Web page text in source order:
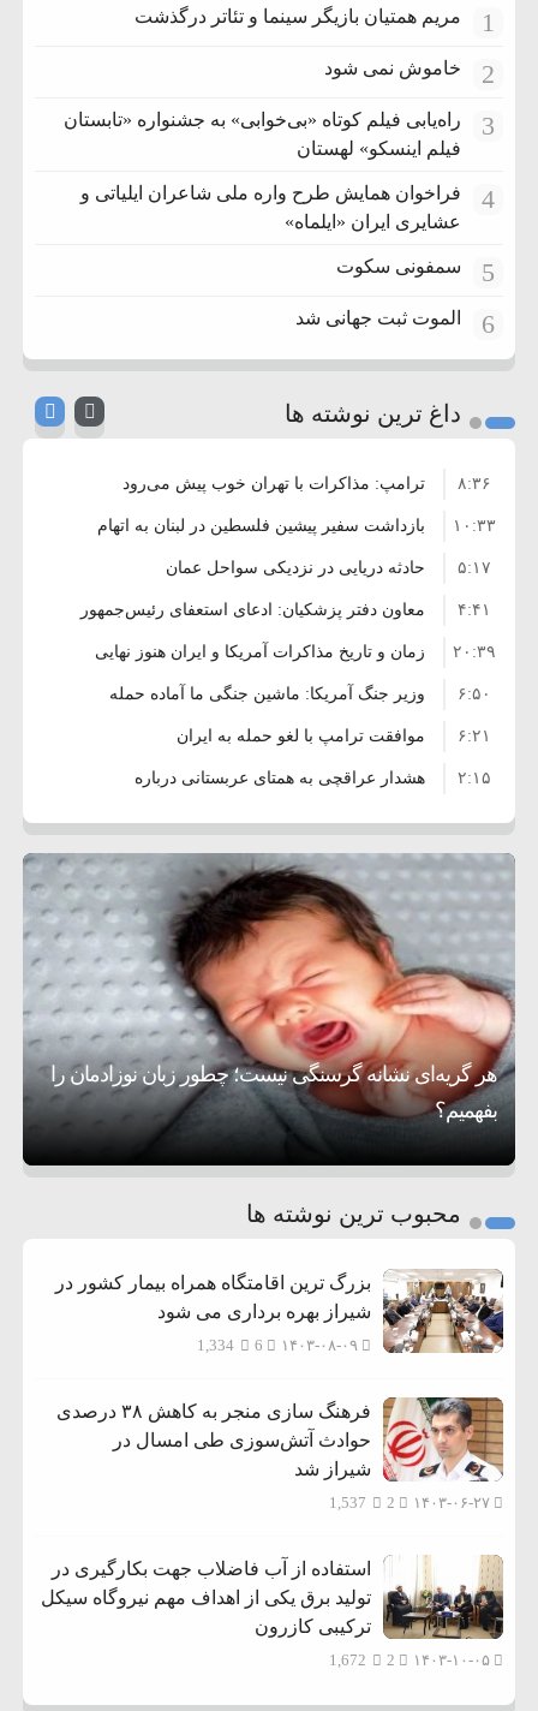
1 مریم همتیان بازیگر سینما و تئاتر درگذشت
2 خاموش نمی شود
3
راه‌یابی فیلم کوتاه «بی‌خوابی» به جشنواره «تابستان
فیلم اینسکو» لهستان
4
فراخوان همایش طرح واره ملی شاعران ایلیاتی و
عشایری ایران «ایلماه»
5 سمفونی سکوت
6 الموت ثبت جهانی شد
داغ ترین نوشته ها
ترامپ: مذاکرات با تهران خوب پیش می‌رود ۸:۳۶
بازداشت سفیر پیشین فلسطین در لبنان به اتهام
فساد و اختلاس اموال
۱۰:۳۳
حادثه دریایی در نزدیکی سواحل عمان ۵:۱۷
معاون دفتر پزشکیان: ادعای استعفای رئیس‌جمهور
واهی و کذب محض است
۴:۴۱
زمان و تاریخ مذاکرات آمریکا و ایران هنوز نهایی
نشده است
۲۰:۳۹
وزیر جنگ آمریکا: ماشین جنگی ما آماده حمله
نظامی علیه ایران است
۶:۵۰
موافقت ترامپ با لغو حمله به ایران ۶:۲۱
هشدار عراقچی به همتای عربستانی درباره
همراهی با آمریکا
۲:۱۵
مقام ارشد امنیتی: برنامه گسترده‌ای برای پاسخ به
دیوانگی آمریکا داریم
۷:۱۰
ترامپ دستور حملات جدید علیه ایران را صادر کرد ۵:۴۵
سپاه: دو نفتکش متخلف مورد اصابت قرار گرفته
و متوقف شدند
۱۲:۵۹
ترامپ مدعی توافق تاریخی برای خلع سلاح کامل
حماس شد
اعتراض عراقچی به همتای بلغارستانی به دلیل
کمک به آمریکا در حملات به ایران
۱۶:۱۹
کشورهایی که به متجاوزان کمک می کنند پاسخ
سختی خواهند گرفت
۱۰:۱۵
سنتکام پایان تجاوز جدید به ایران را اعلام کرد ۶:۰۵
هر گریه‌ای نشانه گرسنگی نیست؛ چطور زبان نوزادمان را
بفهمیم؟
تغذیه پدر می‌تواند بر سلامت نوزاد تأثیر بگذارد
روی دیگر زندگی
3
محبوب ترین نوشته ها
بزرگ ترین اقامتگاه همراه بیمار کشور در
شیراز بهره برداری می شود
۱۴۰۳-۰۸-۰۹ 1,334
فرهنگ سازی منجر به کاهش ۳۸ درصدی
حوادث آتش‌سوزی طی امسال در
شیراز شد
۱۴۰۳-۰۶-۲۷ 1,537
استفاده از آب فاضلاب جهت بکارگیری در
تولید برق یکی از اهداف مهم نیروگاه سیکل
ترکیبی کازرون
۱۴۰۳-۱۰-۰۵ 1,672